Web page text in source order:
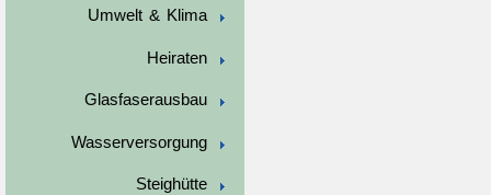
Umwelt & Klima
Heiraten
Glasfaserausbau
Wasserversorgung
Steighütte